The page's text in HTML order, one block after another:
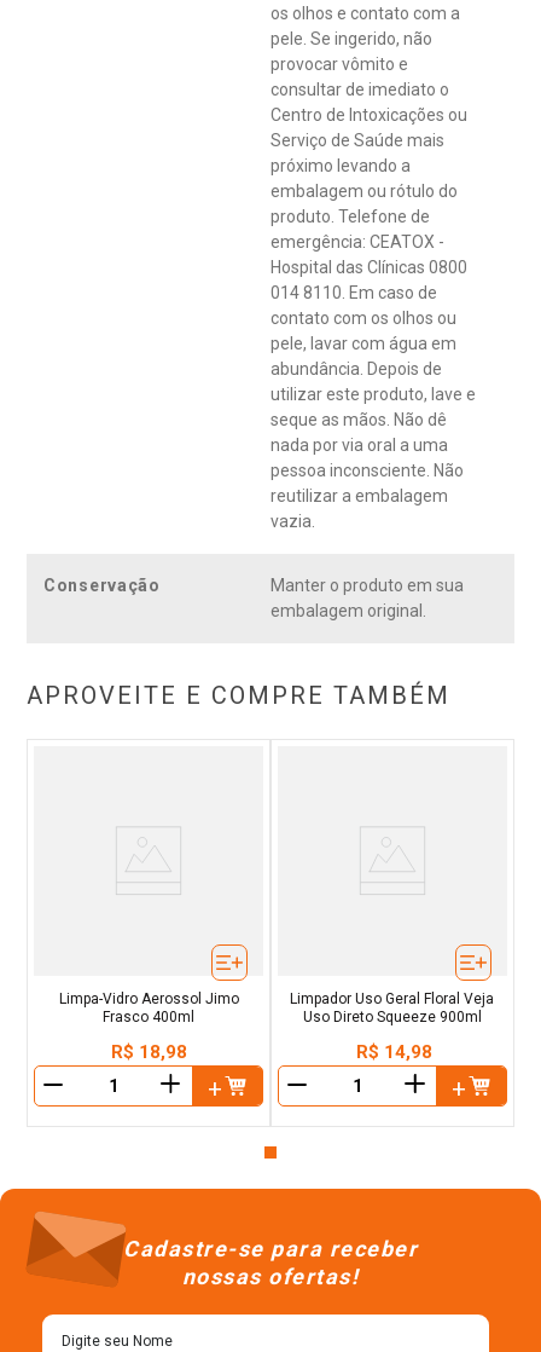
os olhos e contato com a
pele. Se ingerido, não
provocar vômito e
consultar de imediato o
Centro de Intoxicações ou
Serviço de Saúde mais
próximo levando a
embalagem ou rótulo do
produto. Telefone de
emergência: CEATOX -
Hospital das Clínicas 0800
014 8110. Em caso de
contato com os olhos ou
pele, lavar com água em
abundância. Depois de
utilizar este produto, lave e
seque as mãos. Não dê
nada por via oral a uma
pessoa inconsciente. Não
reutilizar a embalagem
vazia.
Conservação
Manter o produto em sua
embalagem original.
APROVEITE E COMPRE TAMBÉM
Limpa-Vidro Aerossol Jimo
Frasco 400ml
R$ 18,98
＋
Limpador Uso Geral Floral Veja
Uso Direto Squeeze 900ml
R$ 14,98
＋
Cadastre-se para receber
nossas ofertas!